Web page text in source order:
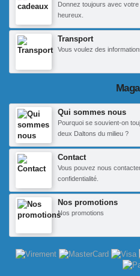
Donnez toujours avec
heureux.
Transport
Vous voulez des
Qui sommes nous
Pourquoi se souvient-on
deux Daltons du milieu ?
Contact
Vous pouvez nous
confidentialité.
Nos promotions
Nos promotions